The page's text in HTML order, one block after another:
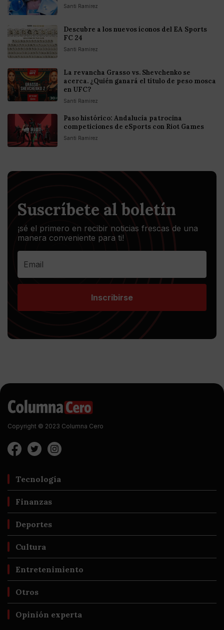
Santi Ramirez
Descubre a los nuevos íconos del EA Sports
FC 24
Santi Ramirez
La revancha Grasso vs. Shevchenko se
acerca. ¿Quién ganará el título de peso mosca
en UFC?
Santi Ramirez
Paso histórico: Andalucía patrocina
competiciones de eSports con Riot Games
Santi Ramirez
Suscríbete al boletín
¡sé el primero en recibir noticias frescas de una
manera conveniente para ti!
Inscribirse
Copyright © 2023 Columna Cero
Tecnología
Finanzas
Deportes
Cultura
Entretenimiento
Otros
Opinión experta